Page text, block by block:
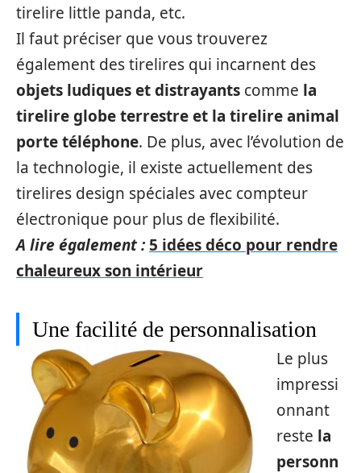
tirelire little panda, etc.
Il faut préciser que vous trouverez
également des tirelires qui incarnent des
objets ludiques et distrayants comme la
tirelire globe terrestre et la tirelire animal
porte téléphone. De plus, avec l’évolution de
la technologie, il existe actuellement des
tirelires design spéciales avec compteur
électronique pour plus de flexibilité.
A lire également : 5 idées déco pour rendre
chaleureux son intérieur
Une facilité de personnalisation
Le plus
impressi
onnant
reste la
personn